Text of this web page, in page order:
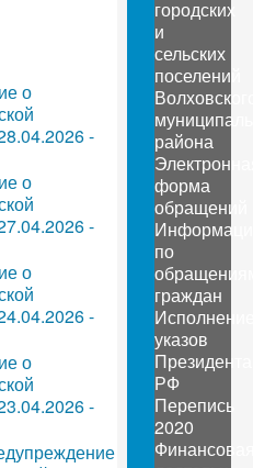
о
-
о
-
о
-
о
-
городских
и
сельских
поселений
района
форма
обращений
по
граждан
указов
Президента
РФ
Перепись
2020